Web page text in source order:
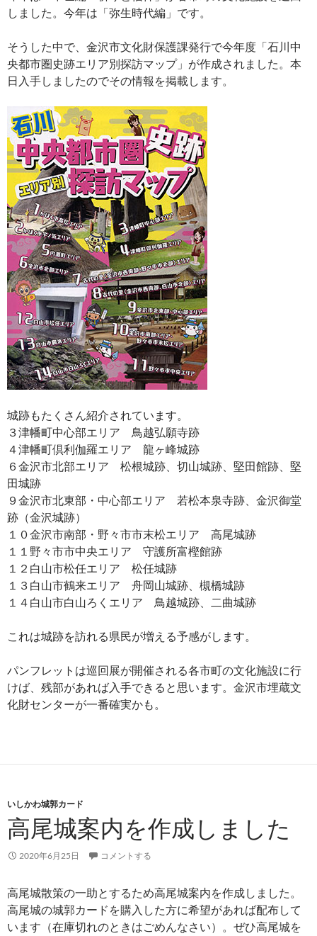
しました。今年は「弥生時代編」です。
そうした中で、金沢市文化財保護課発行で今年度「石川中
央都市圏史跡エリア別探訪マップ」が作成されました。本
日入手しましたのでその情報を掲載します。
城跡もたくさん紹介されています。
３津幡町中心部エリア 鳥越弘願寺跡
４津幡町倶利伽羅エリア 龍ヶ峰城跡
６金沢市北部エリア 松根城跡、切山城跡、堅田館跡、堅
田城跡
９金沢市北東部・中心部エリア 若松本泉寺跡、金沢御堂
跡（金沢城跡）
１０金沢市南部・野々市市末松エリア 高尾城跡
１１野々市市中央エリア 守護所富樫館跡
１２白山市松任エリア 松任城跡
１３白山市鶴来エリア 舟岡山城跡、槻橋城跡
１４白山市白山ろくエリア 鳥越城跡、二曲城跡
これは城跡を訪れる県民が増える予感がします。
パンフレットは巡回展が開催される各市町の文化施設に行
けば、残部があれば入手できると思います。金沢市埋蔵文
化財センターが一番確実かも。
いしかわ城郭カード
高尾城案内を作成しました
2020年6月25日 コメントする
高尾城散策の一助とするため高尾城案内を作成しました。
高尾城の城郭カードを購入した方に希望があれば配布して
います（在庫切れのときはごめんなさい）。ぜひ高尾城を